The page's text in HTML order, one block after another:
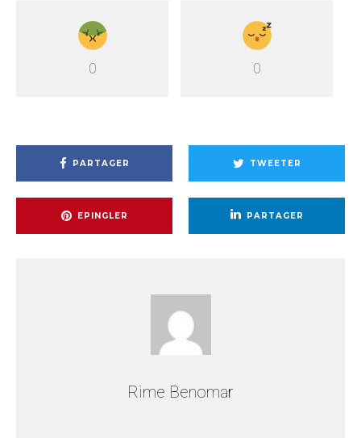
0 0
PARTAGER TWEETER
EPINGLER PARTAGER
Rime Benomar